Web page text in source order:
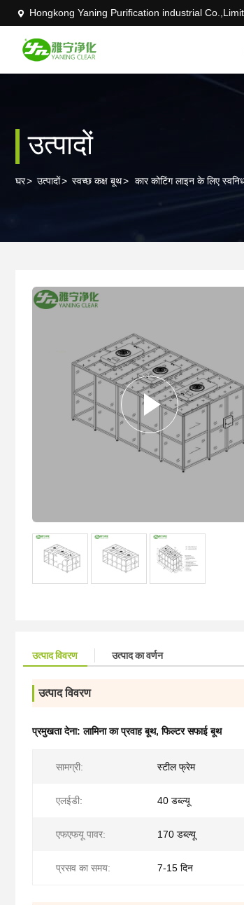
Hongkong Yaning Purification industrial
उत्पादों
घर> उत्पादों> स्वच्छ कक्ष बूथ> कार कोटिंग लाइन के लिए
उत्पाद विवरण उत्पाद का वर्णन
उत्पाद विवरण
प्रमुखता देना:लामिना का प्रवाह बूथ,फिल्टर सफाई बूथ
सामग्री: स्टील फ्रेम
एलईडी: 40 डब्ल्यू
एफएफयू पावर: 170 डब्ल्यू
प्रसव का समय: 7-15 दिन